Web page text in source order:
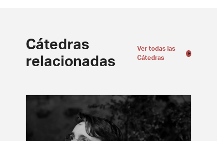
Cátedras
relacionadas
Ver todas las
Cátedras